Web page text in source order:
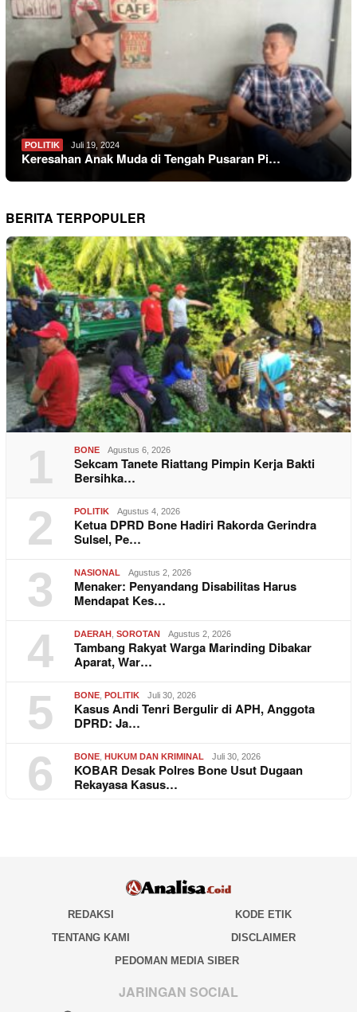
POLITIK Juli 19, 2024
Keresahan Anak Muda di Tengah Pusaran Pi…
BERITA TERPOPULER
1 BONE Agustus 6, 2026
Sekcam Tanete Riattang Pimpin Kerja Bakti
Bersihka…
2 POLITIK Agustus 4, 2026
Ketua DPRD Bone Hadiri Rakorda Gerindra
Sulsel, Pe…
3 NASIONAL Agustus 2, 2026
Menaker: Penyandang Disabilitas Harus
Mendapat Kes…
4 DAERAH SOROTAN Agustus 2, 2026
Tambang Rakyat Warga Marinding Dibakar
Aparat, War…
5 BONE POLITIK Juli 30, 2026
Kasus Andi Tenri Bergulir di APH, Anggota
DPRD: Ja…
6 BONE HUKUM DAN KRIMINAL Juli 30, 2026
KOBAR Desak Polres Bone Usut Dugaan
Rekayasa Kasus…
REDAKSI
KODE ETIK
TENTANG KAMI
DISCLAIMER
PEDOMAN MEDIA SIBER
JARINGAN SOCIAL